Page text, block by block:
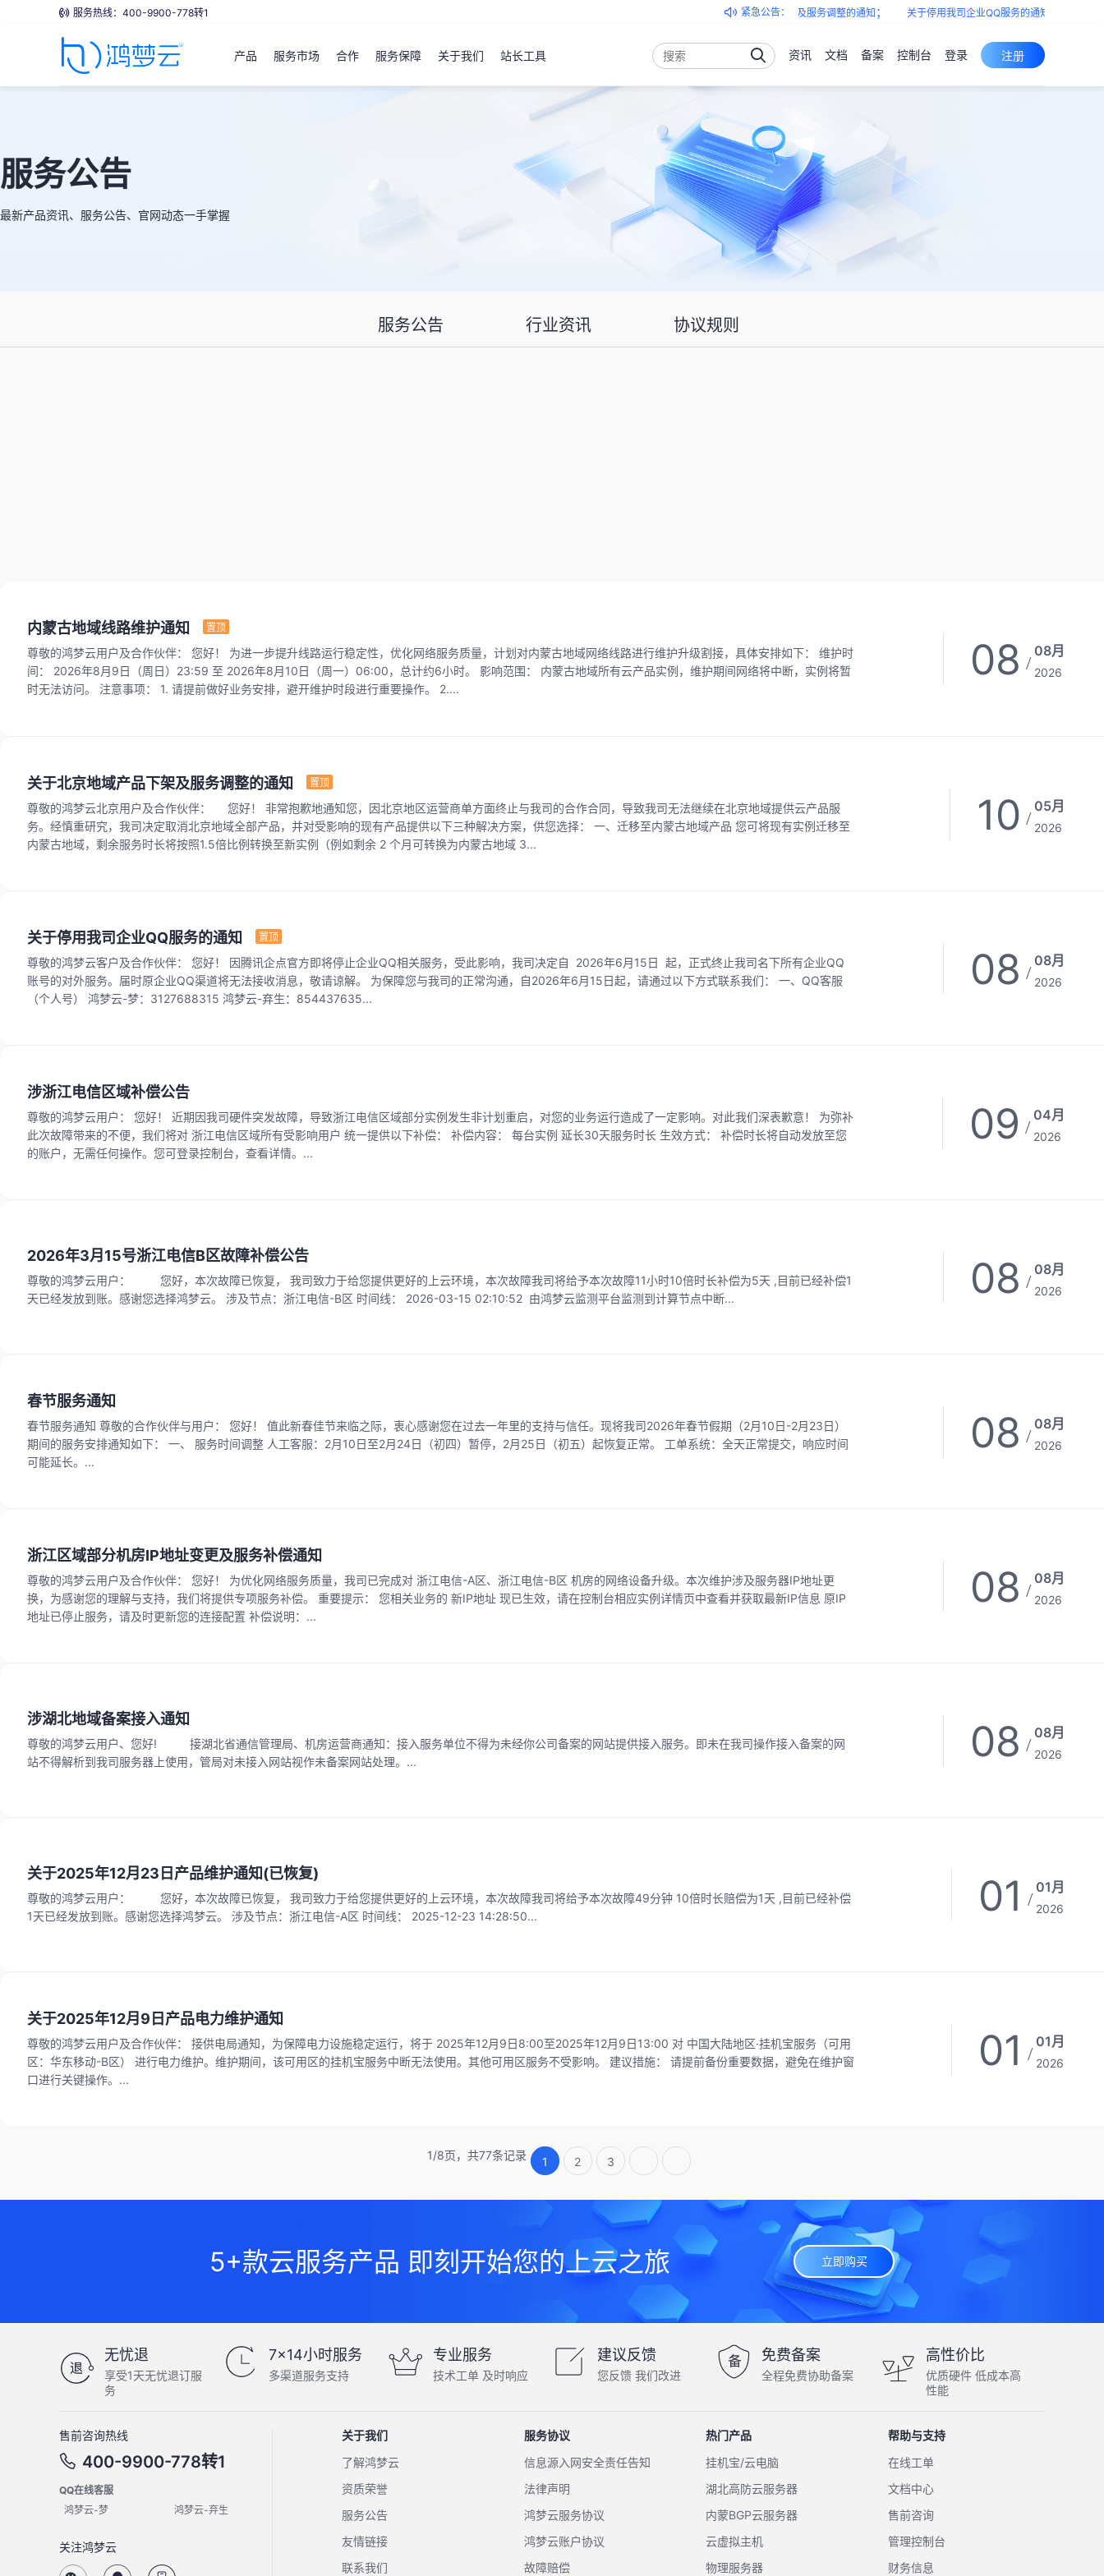
服务热线：400-9900-778转1 紧急公告：
关于北京云服务器地域产品下架及服务调整的通知； 关于停用我司企业QQ服务的通知；
产品 服务市场 合作 服务保障 关于我们 站长工具
服务器ECS
控制台
服务器 PSL
控制台
云服务器
云虚拟主机
资讯 文档 备案 控制台 登录 注册
服务公告
最新产品资讯、服务公告、官网动态一手掌握
服务公告 行业资讯 协议规则
内蒙古地域线路维护通知 置顶
尊敬的鸿梦云用户及合作伙伴： 您好！ 为进一步提升线路运行稳定性，优化网络服务质量，计划对内蒙古地域网络线路进行维护升级割接，具体安排如下： 维护时
间： 2026年8月9日（周日）23:59 至 2026年8月10日（周一）06:00，总计约6小时。 影响范围： 内蒙古地域所有云产品实例，维护期间网络将中断，实例将暂
时无法访问。 注意事项： 1. 请提前做好业务安排，避开维护时段进行重要操作。 2....
08 /
08月
2026
关于北京地域产品下架及服务调整的通知 置顶
尊敬的鸿梦云北京用户及合作伙伴： 您好！ 非常抱歉地通知您，因北京地区运营商单方面终止与我司的合作合同，导致我司无法继续在北京地域提供云产品服
务。经慎重研究，我司决定取消北京地域全部产品，并对受影响的现有产品提供以下三种解决方案，供您选择： 一、迁移至内蒙古地域产品 您可将现有实例迁移至
内蒙古地域，剩余服务时长将按照1.5倍比例转换至新实例（例如剩余 2 个月可转换为内蒙古地域 3...
10 /
05月
2026
关于停用我司企业QQ服务的通知 置顶
尊敬的鸿梦云客户及合作伙伴： 您好！ 因腾讯企点官方即将停止企业QQ相关服务，受此影响，我司决定自 2026年6月15日 起，正式终止我司名下所有企业QQ
账号的对外服务。届时原企业QQ渠道将无法接收消息，敬请谅解。 为保障您与我司的正常沟通，自2026年6月15日起，请通过以下方式联系我们： 一、QQ客服
（个人号） 鸿梦云-梦：3127688315 鸿梦云-弃生：854437635...
08 /
08月
2026
涉浙江电信区域补偿公告
尊敬的鸿梦云用户： 您好！ 近期因我司硬件突发故障，导致浙江电信区域部分实例发生非计划重启，对您的业务运行造成了一定影响。对此我们深表歉意！ 为弥补
此次故障带来的不便，我们将对 浙江电信区域所有受影响用户 统一提供以下补偿： 补偿内容： 每台实例 延长30天服务时长 生效方式： 补偿时长将自动发放至您
的账户，无需任何操作。您可登录控制台，查看详情。...
09 /
04月
2026
2026年3月15号浙江电信B区故障补偿公告
尊敬的鸿梦云用户： 您好，本次故障已恢复， 我司致力于给您提供更好的上云环境，本次故障我司将给予本次故障11小时10倍时长补偿为5天 ,目前已经补偿1
天已经发放到账。感谢您选择鸿梦云。 涉及节点：浙江电信-B区 时间线： 2026-03-15 02:10:52 由鸿梦云监测平台监测到计算节点中断...
08 /
08月
2026
春节服务通知
春节服务通知 尊敬的合作伙伴与用户： 您好！ 值此新春佳节来临之际，衷心感谢您在过去一年里的支持与信任。现将我司2026年春节假期（2月10日-2月23日）
期间的服务安排通知如下： 一、 服务时间调整 人工客服：2月10日至2月24日（初四）暂停，2月25日（初五）起恢复正常。 工单系统：全天正常提交，响应时间
可能延长。...
08 /
08月
2026
浙江区域部分机房IP地址变更及服务补偿通知
尊敬的鸿梦云用户及合作伙伴： 您好！ 为优化网络服务质量，我司已完成对 浙江电信-A区、浙江电信-B区 机房的网络设备升级。本次维护涉及服务器IP地址更
换，为感谢您的理解与支持，我们将提供专项服务补偿。 重要提示： 您相关业务的 新IP地址 现已生效，请在控制台相应实例详情页中查看并获取最新IP信息 原IP
地址已停止服务，请及时更新您的连接配置 补偿说明：...
08 /
08月
2026
涉湖北地域备案接入通知
尊敬的鸿梦云用户、您好! 接湖北省通信管理局、机房运营商通知：接入服务单位不得为未经你公司备案的网站提供接入服务。即未在我司操作接入备案的网
站不得解析到我司服务器上使用，管局对未接入网站视作未备案网站处理。...
08 /
08月
2026
关于2025年12月23日产品维护通知(已恢复)
尊敬的鸿梦云用户： 您好，本次故障已恢复， 我司致力于给您提供更好的上云环境，本次故障我司将给予本次故障49分钟 10倍时长赔偿为1天 ,目前已经补偿
1天已经发放到账。感谢您选择鸿梦云。 涉及节点：浙江电信-A区 时间线： 2025-12-23 14:28:50...
01 /
01月
2026
关于2025年12月9日产品电力维护通知
尊敬的鸿梦云用户及合作伙伴： 接供电局通知，为保障电力设施稳定运行，将于 2025年12月9日8:00至2025年12月9日13:00 对 中国大陆地区·挂机宝服务（可用
区：华东移动-B区） 进行电力维护。维护期间，该可用区的挂机宝服务中断无法使用。其他可用区服务不受影响。 建议措施： 请提前备份重要数据，避免在维护窗
口进行关键操作。...
01 /
01月
2026
1/8页，共77条记录 1 2 3
5+款云服务产品 即刻开始您的上云之旅 立即购买
无忧退
享受1天无忧退订服
务
7×14小时服务
多渠道服务支持
专业服务
技术工单 及时响应
建议反馈
您反馈 我们改进
免费备案
全程免费协助备案
高性价比
优质硬件 低成本高
性能
售前咨询热线
400-9900-778转1
QQ在线客服
鸿梦云-梦
鸿梦云-弃生
关注鸿梦云
关于我们
了解鸿梦云
资质荣誉
服务公告
友情链接
联系我们
服务协议
信息源入网安全责任告知
法律声明
鸿梦云服务协议
鸿梦云账户协议
故障赔偿
热门产品
挂机宝/云电脑
湖北高防云服务器
内蒙BGP云服务器
云虚拟主机
物理服务器
帮助与支持
在线工单
文档中心
售前咨询
管理控制台
财务信息